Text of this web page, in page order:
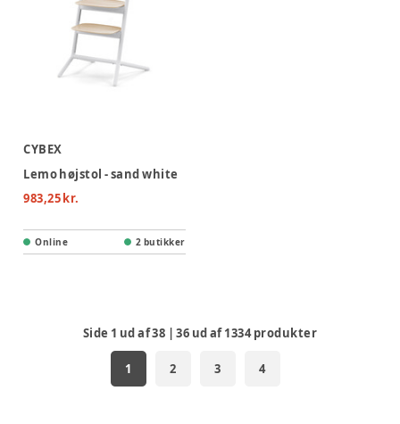
CYBEX
Lemo højstol - sand white
983,25 kr.
Online 2 butikker
Side 1 ud af38 |36 ud af1334 produkter
1 2 3 4